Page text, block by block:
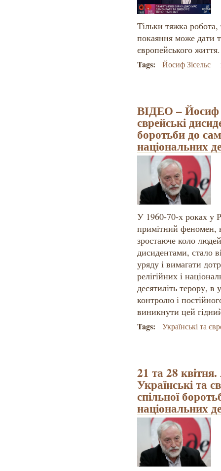
Тільки тяжка
покаяння може дати
європейського життя.
Tags: Йосиф Зісельс
ВІДЕО – Йосиф
єврейські
боротьби до
національних
У 1960-70-х роках у
примітний феномен,
зростаюче коло
дисидентами, стало
уряду і вимагати
релігійних і
десятиліть терору, в
контролю і
виникнути цей
Tags: Українські та
21 та 28
Українські та
спільної
національних